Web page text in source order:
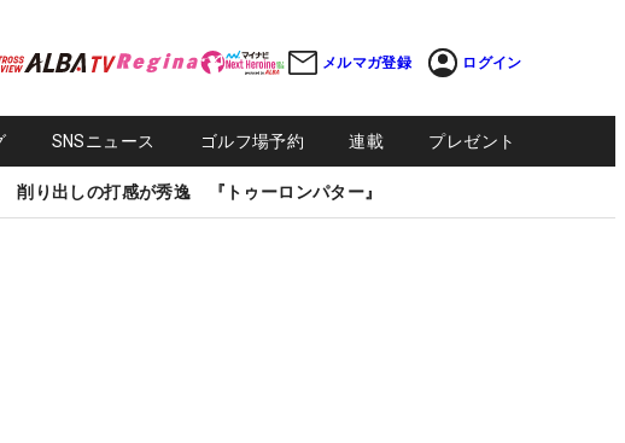
メルマガ登録 ログイン
SNSニュース ゴルフ場予約 連載 プレゼント
削り出しの打感が秀逸 『トゥーロンパター』